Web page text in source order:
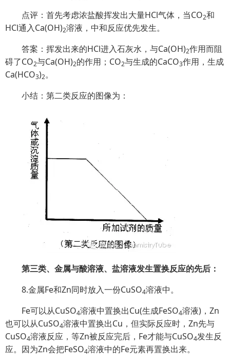
点评：首先考虑浓盐酸挥发出大量HCl气体，当CO2和
HCl通入Ca(OH)2溶液，中和反应优先发生。
答案：挥发出来的HCl进入石灰水，与Ca(OH)2作用而阻
碍了CO2与Ca(OH)2的作用；CO2与生成的CaCO3作用，生成
Ca(HCO3)2。
小结：第二类反应的图像为：
第三类、金属与酸溶液、盐溶液发生置换反应的先后：
8.金属Fe和Zn同时放入一份CuSO4溶液中。
Fe可以从CuSO4溶液中置换出Cu(生成FeSO4溶液)，Zn
也可以从CuSO4溶液中置换出Cu，但实际反应时，Zn先与
CuSO4溶液反应，等Zn被反应完后，Fe才能与CuSO4发生反
应。因为Zn会把FeSO4溶液中的Fe元素再置换出来。